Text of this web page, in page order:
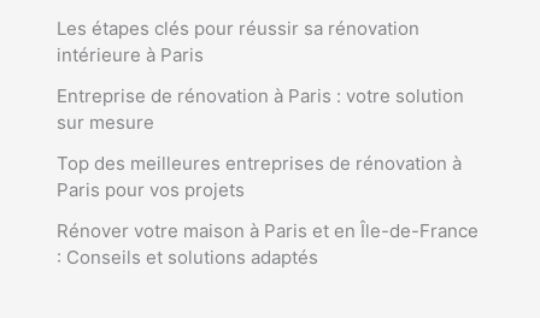
Les étapes clés pour réussir sa rénovation
intérieure à Paris
Entreprise de rénovation à Paris : votre solution
sur mesure
Top des meilleures entreprises de rénovation à
Paris pour vos projets
Rénover votre maison à Paris et en Île-de-France
: Conseils et solutions adaptés